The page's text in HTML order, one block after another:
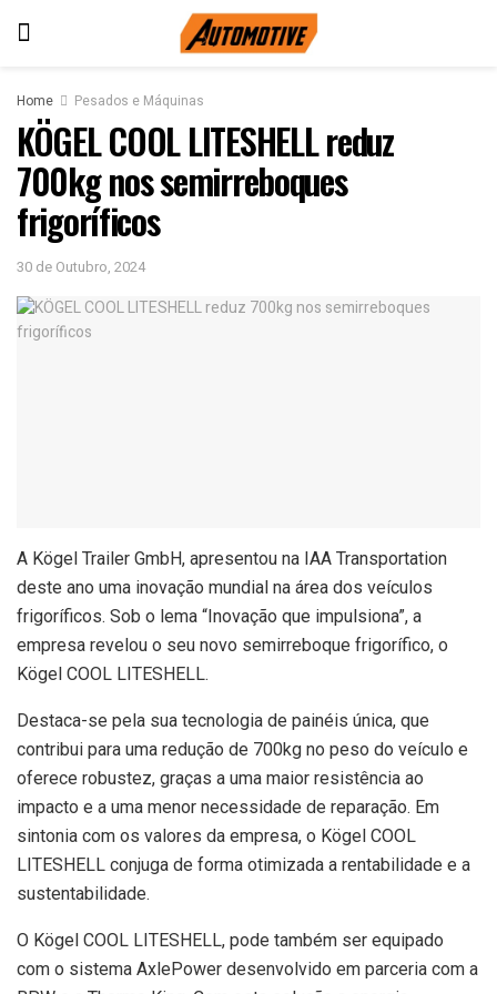
Home Pesados e Máquinas
KÖGEL COOL LITESHELL reduz
700kg nos semirreboques
frigoríficos
30 de Outubro, 2024
A Kögel Trailer GmbH, apresentou na IAA Transportation
deste ano uma inovação mundial na área dos veículos
frigoríficos. Sob o lema “Inovação que impulsiona”, a
empresa revelou o seu novo semirreboque frigorífico, o
Kögel COOL LITESHELL.
Destaca-se pela sua tecnologia de painéis única, que
contribui para uma redução de 700kg no peso do veículo e
oferece robustez, graças a uma maior resistência ao
impacto e a uma menor necessidade de reparação. Em
sintonia com os valores da empresa, o Kögel COOL
LITESHELL conjuga de forma otimizada a rentabilidade e a
sustentabilidade.
O Kögel COOL LITESHELL, pode também ser equipado
com o sistema AxlePower desenvolvido em parceria com a